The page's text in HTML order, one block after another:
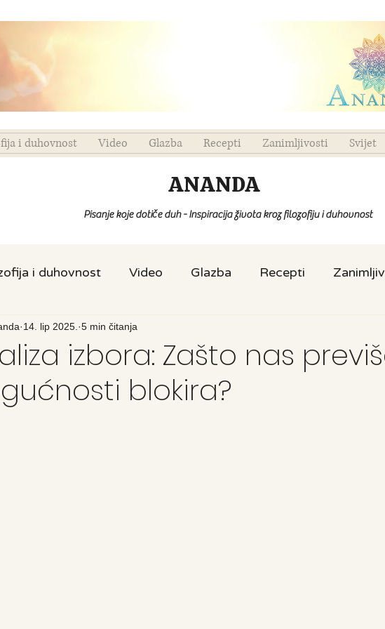
i duhovnost Video Glazba Recepti Zanimljivosti Svijet
ANANDA
Pisanje koje dotiče duh - Inspiracija života kroz filozofiju i duhovnost
i duhovnost Video Glazba Recepti
Svijet
izbora: Zašto nas
blokira?
14. lip 2025. 5 min čitanja